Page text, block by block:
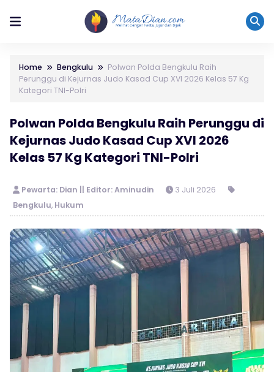
Home Bengkulu
Polwan Polda Bengkulu Raih
Perunggu di Kejurnas Judo Kasad Cup XVI 2026 Kelas 57 Kg
Kategori TNI-Polri
Polwan Polda Bengkulu Raih Perunggu di
Kejurnas Judo Kasad Cup XVI 2026
Kelas 57 Kg Kategori TNI-Polri
Pewarta: Dian || Editor: Aminudin
3 Juli 2026
Bengkulu, Hukum